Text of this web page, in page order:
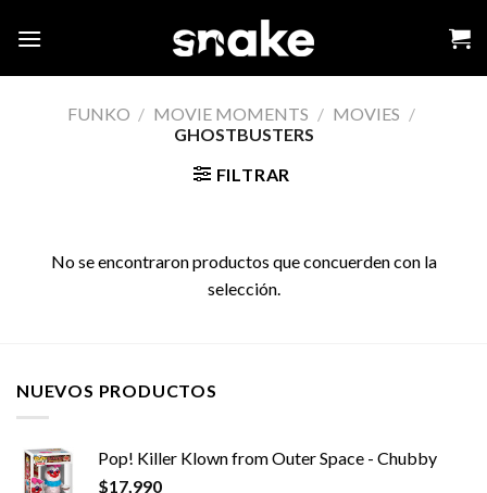
FUNKO / MOVIE MOMENTS / MOVIES /
GHOSTBUSTERS
FILTRAR
No se encontraron productos que concuerden con la
selección.
NUEVOS PRODUCTOS
Pop! Killer Klown from Outer Space - Chubby
$17,990